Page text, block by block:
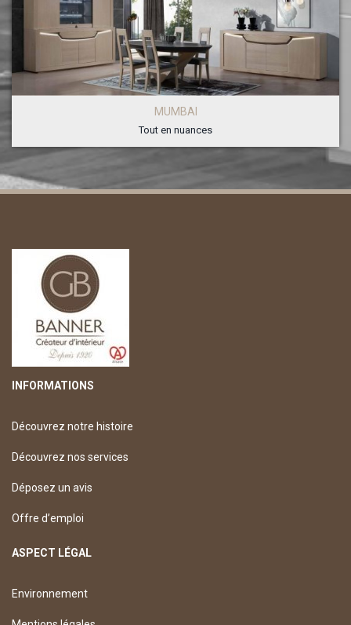
MUMBAI
Tout en nuances
INFORMATIONS
Découvrez notre histoire
Découvrez nos services
Déposez un avis
Offre d’emploi
ASPECT LÉGAL
Environnement